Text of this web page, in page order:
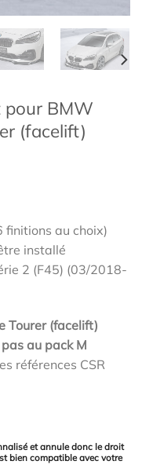
pour BMW
(facelift)
finitions au choix)
installé
2 (F45) (03/2018-
Tourer (facelift)
au pack M
références CSR
et annule donc le droit
bien compatible avec votre